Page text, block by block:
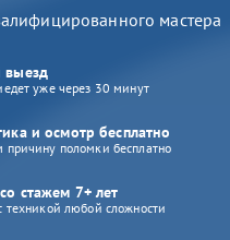
мастера
уже через 30 минут
и осмотр бесплатно
причину поломки бесплатно
стажем 7+ лет
техникой любой сложности